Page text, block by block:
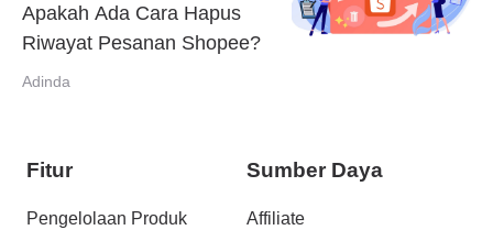
Apakah Ada Cara Hapus
Riwayat Pesanan Shopee?
Adinda
Fitur
Pengelolaan Produk
Sumber Daya
Affiliate